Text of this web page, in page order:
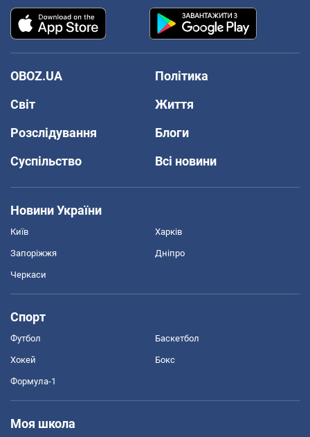
OBOZ.UA
Політика
Світ
Життя
Розслідування
Блоги
Суспільство
Всі новини
Новини України
Київ Харків
Запоріжжя Дніпро
Черкаси
Спорт
Футбол Баскетбол
Хокей Бокс
Формула-1
Моя школа